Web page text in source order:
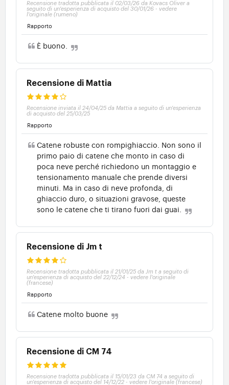
Recensione tradotta pubblicata il 02/03/26 da Kovacs Oliver a
seguito di un'esperienza di acquisto del 30/01/26 - vedere
l'originale (rumeno)
Rapporto
È buono.
Recensione di Mattia
Recensione inviata il 24/04/25 da Mattia a seguito di un'esperienza
di acquisto del 25/03/25
Rapporto
Catene robuste con rompighiaccio. Non sono il
primo paio di catene che monto in caso di
poca neve perché richiedono un montaggio e
tensionamento manuale che prende diversi
minuti. Ma in caso di neve profonda, di
ghiaccio duro, o situazioni gravose, queste
sono le catene che ti tirano fuori dai guai.
Recensione di Jm t
Recensione tradotta pubblicata il 21/01/25 da Jm t a seguito di
un'esperienza di acquisto del 22/12/24 - vedere l'originale
(francese)
Rapporto
Catene molto buone
Recensione di CM 74
Recensione tradotta pubblicata il 15/01/23 da CM 74 a seguito di
un'esperienza di acquisto del 14/12/22 - vedere l'originale (francese)